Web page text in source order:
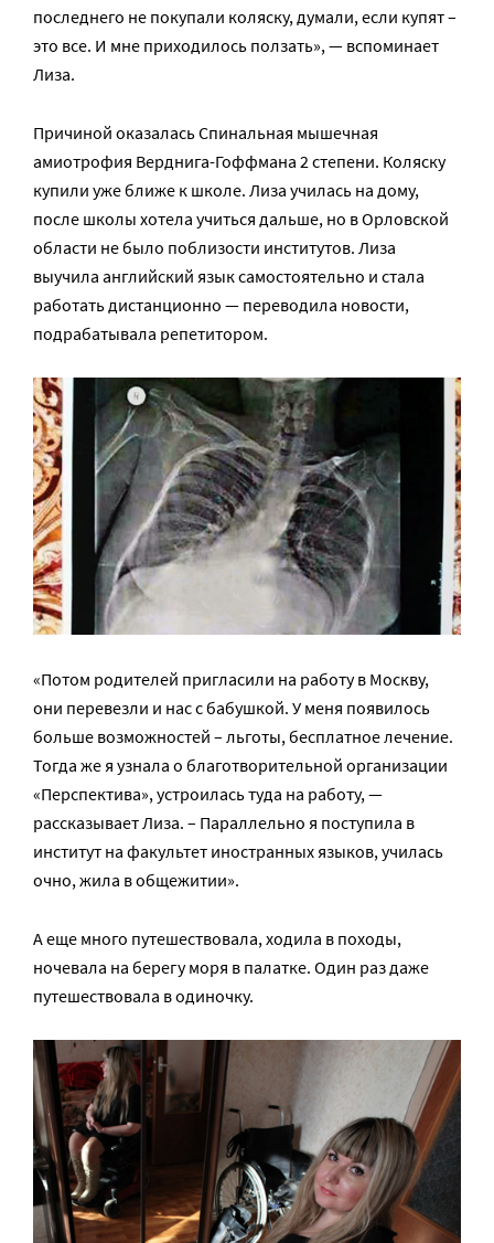
последнего не покупали коляску, думали, если купят –
это все. И мне приходилось ползать», — вспоминает
Лиза.
Причиной оказалась Спинальная мышечная
амиотрофия Верднига-Гоффмана 2 степени. Коляску
купили уже ближе к школе. Лиза училась на дому,
после школы хотела учиться дальше, но в Орловской
области не было поблизости институтов. Лиза
выучила английский язык самостоятельно и стала
работать дистанционно — переводила новости,
подрабатывала репетитором.
«Потом родителей пригласили на работу в Москву,
они перевезли и нас с бабушкой. У меня появилось
больше возможностей – льготы, бесплатное лечение.
Тогда же я узнала о благотворительной организации
«Перспектива», устроилась туда на работу, —
рассказывает Лиза. – Параллельно я поступила в
институт на факультет иностранных языков, училась
очно, жила в общежитии».
А еще много путешествовала, ходила в походы,
ночевала на берегу моря в палатке. Один раз даже
путешествовала в одиночку.